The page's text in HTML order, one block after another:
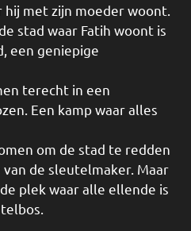
hij met zijn moeder woont.
stad waar Fatih woont is
een geniepige
terecht in een
Een kamp waar alles
om de stad te redden
de sleutelmaker. Maar
plek waar alle ellende is